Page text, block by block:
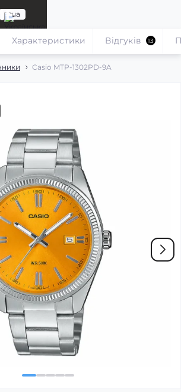
ua
Casio MTP-1302PD-9A
Характеристики Відгуків 13